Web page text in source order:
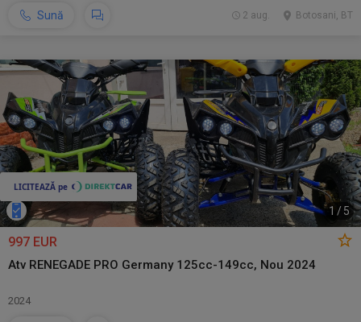
Sună Botosani, BT
2 aug.
1 / 5
997 EUR
Atv RENEGADE PRO Germany 125cc-149cc, Nou 2024
2024